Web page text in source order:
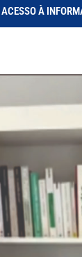
ACESSO À